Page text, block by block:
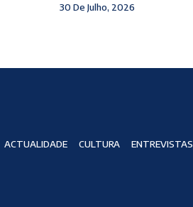
30 De Julho, 2026
ACTUALIDADE CULTURA ENTREVISTAS